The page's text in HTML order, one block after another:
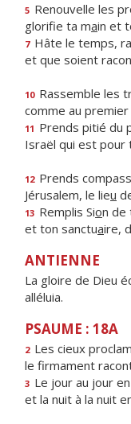
5 Renouvelle les
glorifie ta main et
7 Hâte le temps,
et que soient
10 Rassemble les
comme au
11 Prends pitié du
Israël qui est pour
12 Prends
Jérusalem, le lieu
13 Remplis Sion de
et ton sanctuaire,
ANTIENNE
La gloire de Dieu
alléluia.
PSAUME : 18A
2 Les cieux
le firmament
3 Le jour au jour
et la nuit à la nuit